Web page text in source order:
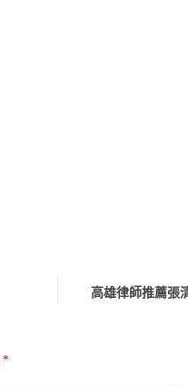
高雄律師推薦張
*